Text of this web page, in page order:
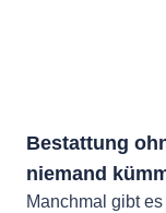
Bestattung
niemand
Manchmal gibt